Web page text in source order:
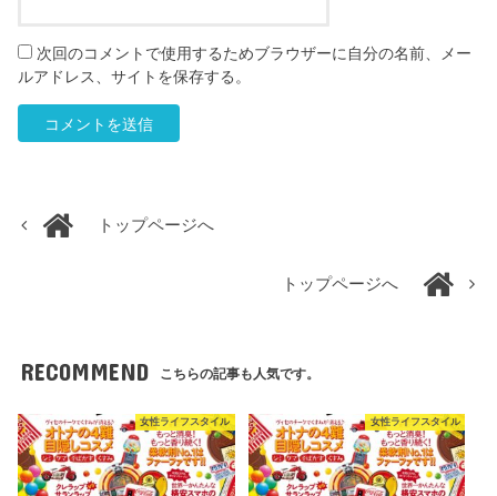
次回のコメントで使用するためブラウザーに自分の名前、メー
ルアドレス、サイトを保存する。
トップページへ
トップページへ
RECOMMEND こちらの記事も人気です。
女性ライフスタイル 女性ライフスタイル